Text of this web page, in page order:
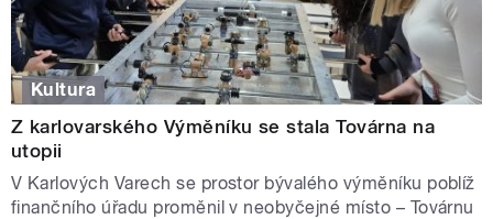
Kultura
Z karlovarského Výměníku se stala Továrna na
utopii
V Karlových Varech se prostor bývalého výměníku poblíž
finančního úřadu proměnil v neobyčejné místo – Továrnu